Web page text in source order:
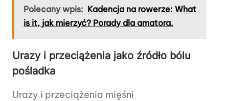
Polecany wpis: Kadencja na rowerze: What
is it, jak mierzyć? Porady dla amatora.
Urazy i przeciążenia jako źródło bólu
pośladka
Urazy i przeciążenia mięśni